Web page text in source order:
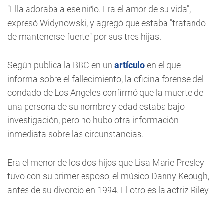
"Ella adoraba a ese niño. Era el amor de su vida",
expresó Widynowski, y agregó que estaba "tratando
de mantenerse fuerte" por sus tres hijas.
Según publica la BBC en un artículoen el que
informa sobre el fallecimiento, la oficina forense del
condado de Los Angeles confirmó que la muerte de
una persona de su nombre y edad estaba bajo
investigación, pero no hubo otra información
inmediata sobre las circunstancias.
Era el menor de los dos hijos que Lisa Marie Presley
tuvo con su primer esposo, el músico Danny Keough,
antes de su divorcio en 1994. El otro es la actriz Riley